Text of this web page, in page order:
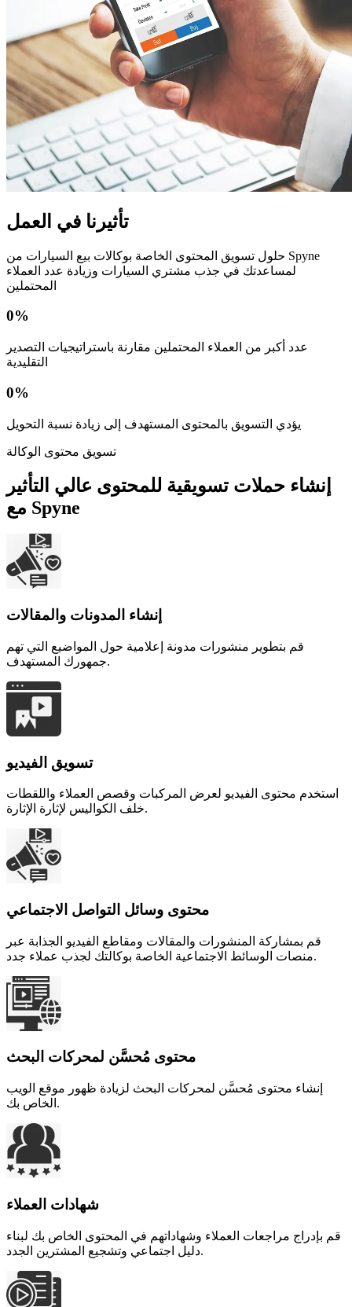
تأثيرنا في العمل
حلول تسويق المحتوى الخاصة بوكالات بيع السيارات من Spyne
لمساعدتك في جذب مشتري السيارات وزيادة عدد العملاء
المحتملين
0%
عدد أكبر من العملاء المحتملين مقارنة باستراتيجيات التصدير
التقليدية
0%
يؤدي التسويق بالمحتوى المستهدف إلى زيادة نسبة التحويل
تسويق محتوى الوكالة
إنشاء حملات تسويقية للمحتوى عالي التأثير
مع Spyne
إنشاء المدونات والمقالات
قم بتطوير منشورات مدونة إعلامية حول المواضيع التي تهم
جمهورك المستهدف.
تسويق الفيديو
استخدم محتوى الفيديو لعرض المركبات وقصص العملاء واللقطات
خلف الكواليس لإثارة الإثارة.
محتوى وسائل التواصل الاجتماعي
قم بمشاركة المنشورات والمقالات ومقاطع الفيديو الجذابة عبر
منصات الوسائط الاجتماعية الخاصة بوكالتك لجذب عملاء جدد.
محتوى مُحسَّن لمحركات البحث
إنشاء محتوى مُحسَّن لمحركات البحث لزيادة ظهور موقع الويب
الخاص بك.
شهادات العملاء
قم بإدراج مراجعات العملاء وشهاداتهم في المحتوى الخاص بك لبناء
دليل اجتماعي وتشجيع المشترين الجدد.